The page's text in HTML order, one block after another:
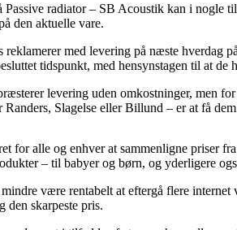
Passive radiator – SB Acoustik kan i nogle
den aktuelle vare.
reklamerer med levering på næste hverdag
tidspunkt, med hensynstagen til at de
levering uden omkostninger, men
Randers, Slagelse eller Billund – er at få
for alle og enhver at sammenligne priser
– til babyer og børn, og yderligere
være rentabelt at eftergå flere
den skarpeste pris.